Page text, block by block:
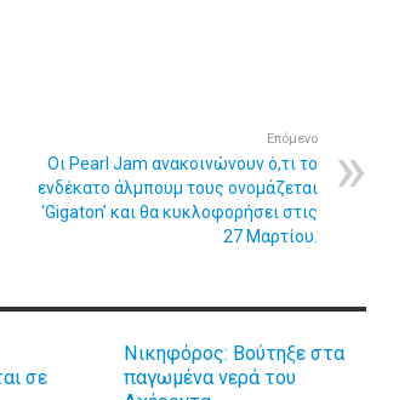
Επόμενο
Οι Pearl Jam ανακοινώνουν ό,τι το
ενδέκατο άλμπουμ τους ονομάζεται
‘Gigaton’ και θα κυκλοφορήσει στις
27 Μαρτίου.
σε
Νικηφόρος: Βούτηξε στα
παγωμένα νερά του